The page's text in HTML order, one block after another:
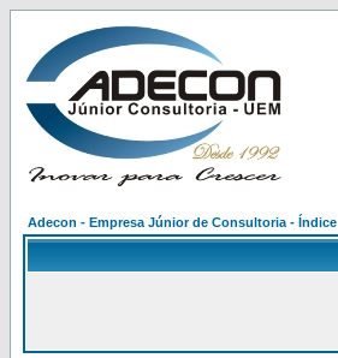
Adecon - Empresa Júnior de Consultoria - Índice